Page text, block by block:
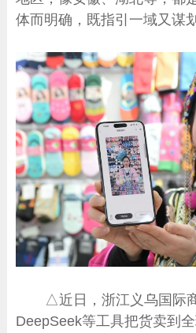
体而明确，既指引一域又谋
△近日，浙江义乌国际
DeepSeek等工具把货卖到